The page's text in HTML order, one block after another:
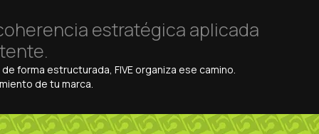
estratégica aplicada
forma estructurada, FIVE organiza ese camino.
de tu marca.